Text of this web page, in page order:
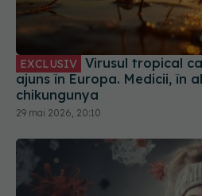
EXCLUSIV
ajuns în Europa. Medicii, în
chikungunya
29 mai 2026, 20:10